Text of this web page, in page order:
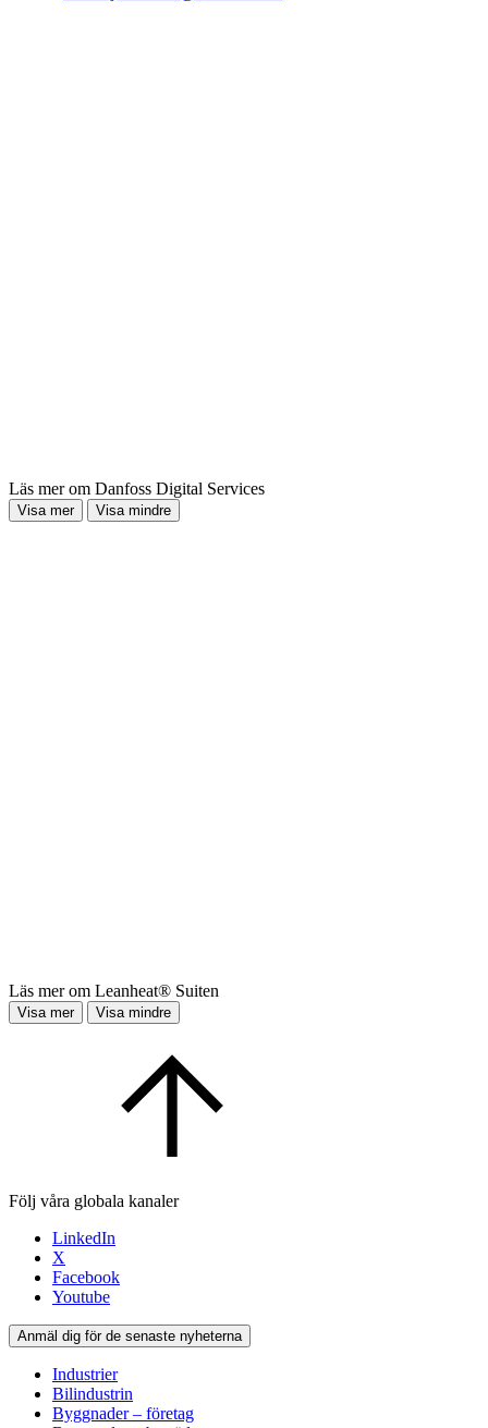
Läs mer om Danfoss Digital Services
Visa mer Visa mindre
Läs mer om Leanheat® Suiten
Visa mer Visa mindre
Följ våra globala kanaler
LinkedIn
X
Facebook
Youtube
Anmäl dig för de senaste nyheterna
Industrier
Bilindustrin
Byggnader – företag